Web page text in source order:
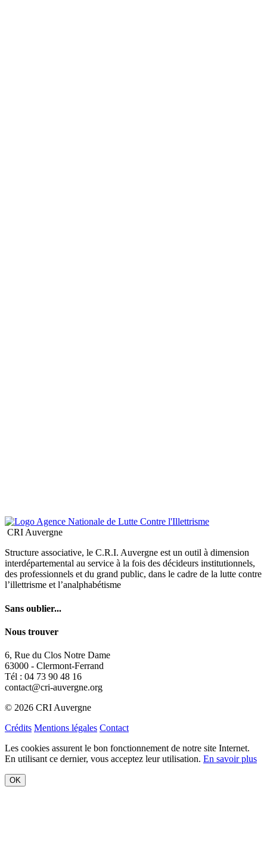
CRI Auvergne
Structure associative, le C.R.I. Auvergne est un outil à dimension
interdépartemental au service à la fois des décideurs institutionnels,
des professionnels et du grand public, dans le cadre de la lutte contre
l’illettrisme et l’analphabétisme
Sans oublier...
Nous trouver
6, Rue du Clos Notre Dame
63000 - Clermont-Ferrand
Tél : 04 73 90 48 16
contact@cri-auvergne.org
© 2026 CRI Auvergne
Crédits Mentions légales Contact
Les cookies assurent le bon fonctionnement de notre site Internet.
En utilisant ce dernier, vous acceptez leur utilisation. En savoir plus
OK